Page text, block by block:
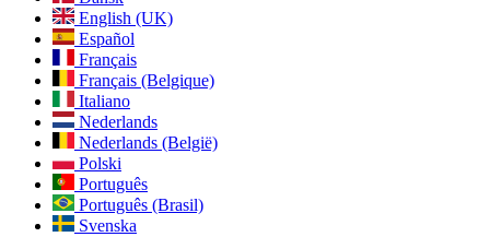
English (UK)
Español
Français
Français (Belgique)
Italiano
Nederlands
Nederlands (België)
Polski
Português
Português (Brasil)
Svenska